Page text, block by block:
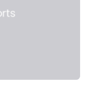
Euro über vier